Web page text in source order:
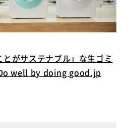
がサステナブル」な生ゴミ
well by doing good.jp